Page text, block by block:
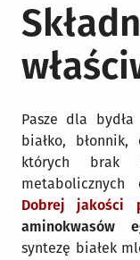
Pasze dla
białko,
których brak
metabolicznych
Dobrej jakości
aminokwasów
syntezę białek